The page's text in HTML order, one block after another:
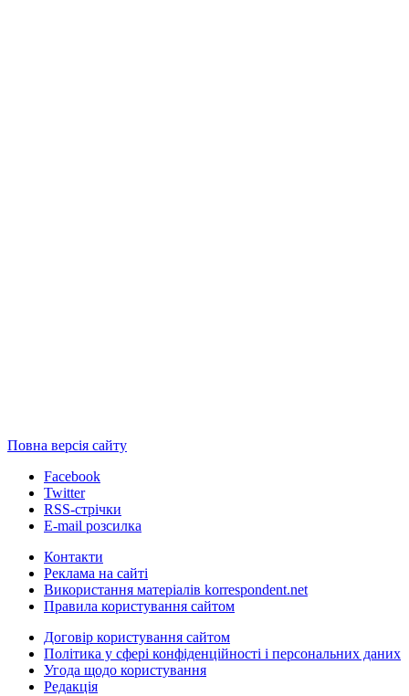
Повна версія сайту
Facebook
Twitter
RSS-стрічки
E-mail розсилка
Контакти
Реклама на сайті
Використання матеріалів korrespondent.net
Правила користування сайтом
Договір користування сайтом
Політика у сфері конфіденційності і персональних даних
Угода щодо користування
Редакція